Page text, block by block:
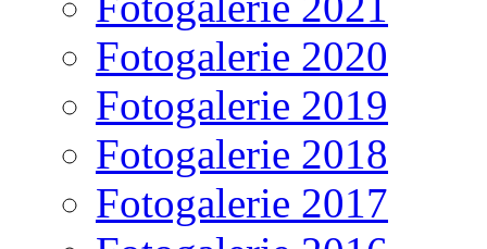
Fotogalerie 2020
Fotogalerie 2019
Fotogalerie 2018
Fotogalerie 2017